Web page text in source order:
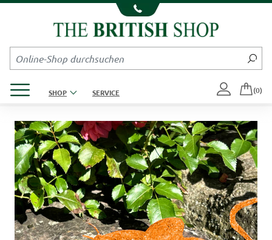
Kompletten Head der Seite überspringen
SHOP SERVICE (0)